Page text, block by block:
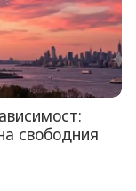
свободния